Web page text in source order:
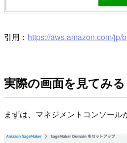
引用： https://aws.amazon.com/
実際の画面を見てみる
まずは、マネジメントコンソール